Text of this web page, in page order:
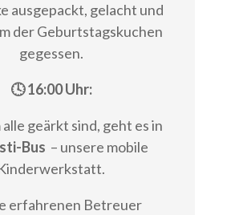
ausgepackt, gelacht und
der Geburtstagskuchen
gegessen.
🕓 16:00 Uhr:
geärkt sind, geht es in
Bus – unsere mobile
erfahrenen Betreuer